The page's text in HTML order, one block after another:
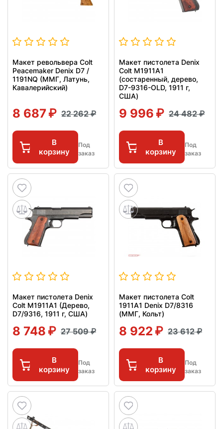
Макет револьвера Colt
Peacemaker Denix D7 /
1191NQ (ММГ, Латунь,
Кавалерийский)
8 687 22 262
В
корзину
Под
заказ
Макет пистолета Denix
Colt M1911A1
(состаренный, дерево,
D7-9316-OLD, 1911 г,
США)
9 996 24 482
В
корзину
Под
заказ
Макет пистолета Denix
Colt M1911A1 (Дерево,
D7/9316, 1911 г, США)
8 748 27 509
В
корзину
Под
заказ
Макет пистолета Colt
1911A1 Denix D7/8316
(ММГ, Кольт)
8 922 23 612
В
корзину
Под
заказ